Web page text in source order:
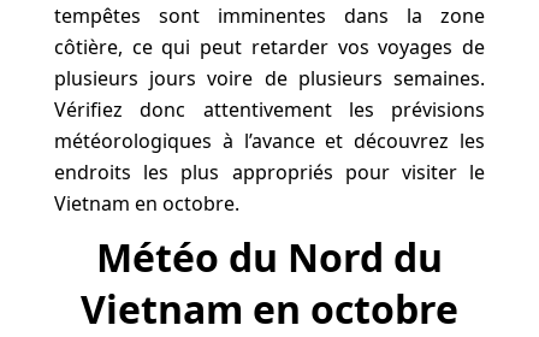
tempêtes sont imminentes dans la zone
côtière, ce qui peut retarder vos voyages de
plusieurs jours voire de plusieurs semaines.
Vérifiez donc attentivement les prévisions
météorologiques à l’avance et découvrez les
endroits les plus appropriés pour visiter le
Vietnam en octobre.
Météo du Nord du
Vietnam en octobre